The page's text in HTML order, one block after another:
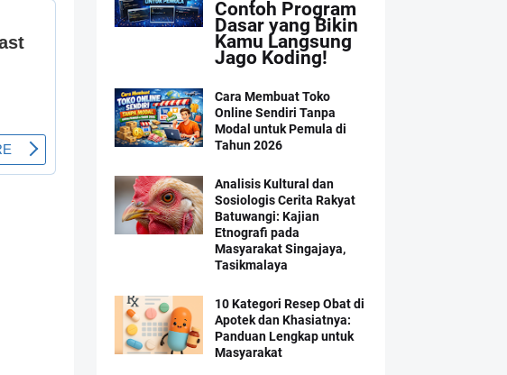
Contoh Program
Dasar yang Bikin
Kamu Langsung
Jago Koding!
Cara Membuat Toko
Online Sendiri Tanpa
Modal untuk Pemula di
Tahun 2026
Analisis Kultural dan
Sosiologis Cerita Rakyat
Batuwangi: Kajian
Etnografi pada
Masyarakat Singajaya,
Tasikmalaya
10 Kategori Resep Obat di
Apotek dan Khasiatnya:
Panduan Lengkap untuk
Masyarakat